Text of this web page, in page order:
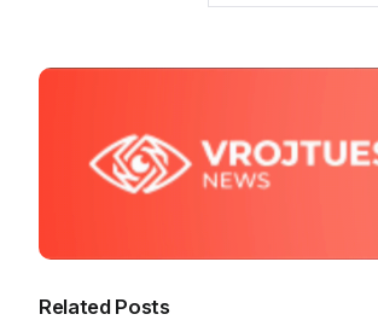
Related Posts